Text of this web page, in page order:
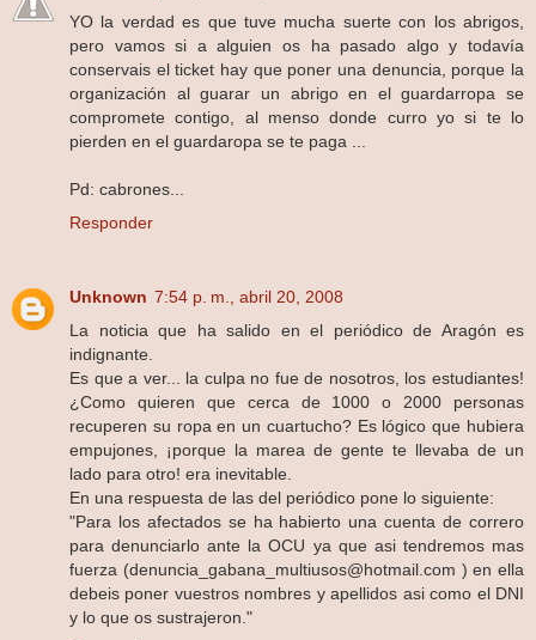
YO la verdad es que tuve mucha suerte con los abrigos,
pero vamos si a alguien os ha pasado algo y todavía
conservais el ticket hay que poner una denuncia, porque la
organización al guarar un abrigo en el guardarropa se
compromete contigo, al menso donde curro yo si te lo
pierden en el guardaropa se te paga ...
Pd: cabrones...
Responder
Unknown 7:54 p. m., abril 20, 2008
La noticia que ha salido en el periódico de Aragón es
indignante.
Es que a ver... la culpa no fue de nosotros, los estudiantes!
¿Como quieren que cerca de 1000 o 2000 personas
recuperen su ropa en un cuartucho? Es lógico que hubiera
empujones, ¡porque la marea de gente te llevaba de un
lado para otro! era inevitable.
En una respuesta de las del periódico pone lo siguiente:
"Para los afectados se ha habierto una cuenta de correro
para denunciarlo ante la OCU ya que asi tendremos mas
fuerza (denuncia_gabana_multiusos@hotmail.com ) en ella
debeis poner vuestros nombres y apellidos asi como el DNI
y lo que os sustrajeron."